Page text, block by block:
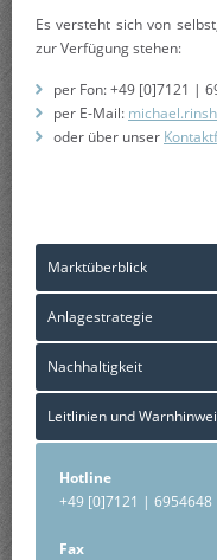
Es versteht sich von
zur Verfügung stehen:
per Fon: +49 [0]7121 |
per E-Mail:
oder über unser
Marktüberblick
Anlagestrategie
Nachhaltigkeit
Leitlinien und
Hotline
+49 [0]7121 | 6954648
Fax